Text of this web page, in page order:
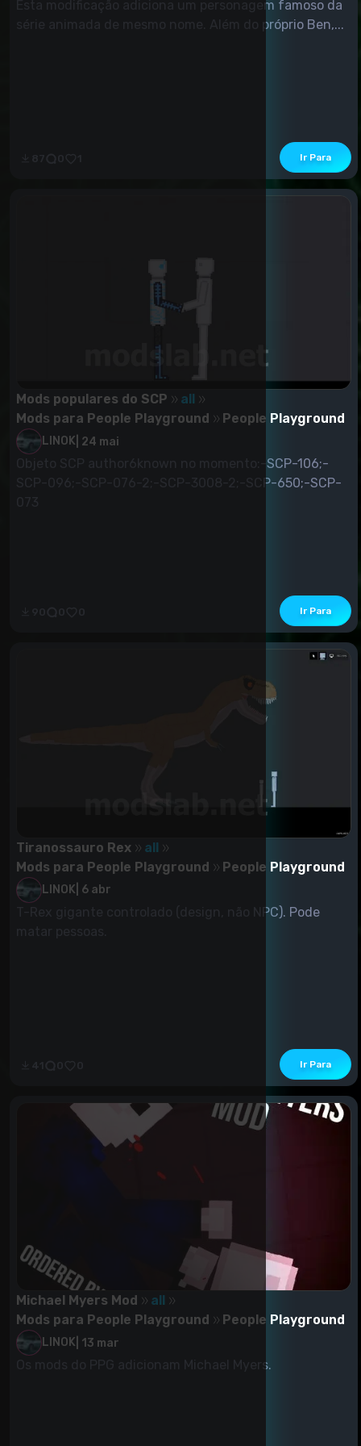
Esta modificação adiciona um personagem famoso da
série animada de mesmo nome. Além do próprio Ben,...
Ir Para
Mods populares do SCP
all
Mods para People Playground
People Playground
LINOK 24 mai
Objeto SCP author6known no momento:-SCP-106;-
SCP-096;-SCP-076-2;-SCP-3008-2;-SCP-650;-SCP-
Ir Para
Tiranossauro Rex
all
Mods para People Playground
People Playground
LINOK 6 abr
T-Rex gigante controlado (design, não NPC). Pode
Ir Para
Michael Myers Mod
all
Mods para People Playground
People Playground
LINOK 13 mar
Os mods do PPG adicionam Michael Myers.